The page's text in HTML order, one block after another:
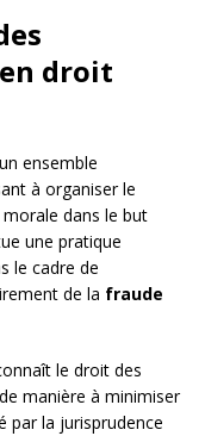
droit
ensemble
à organiser le
dans le but
une pratique
le cadre de
de la fraude
le droit des
manière à minimiser
par la jurisprudence